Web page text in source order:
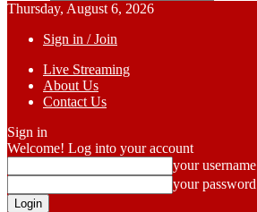
Thursday, August 6, 2026
Sign in / Join
Live Streaming
About Us
Contact Us
Sign in
Welcome! Log into your account
your username
your password